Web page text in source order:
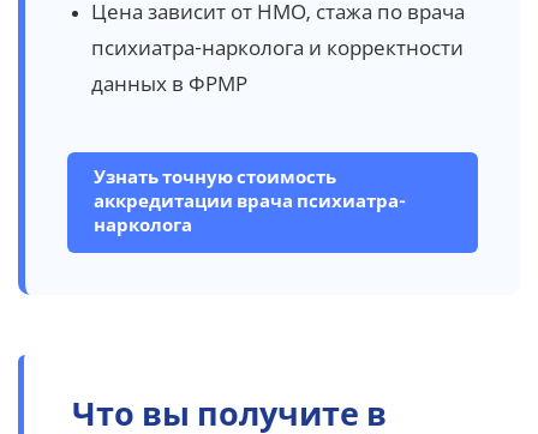
Цена зависит от НМО, стажа по врача
психиатра-нарколога и корректности
данных в ФРМР
Узнать точную стоимость
аккредитации врача психиатра-
нарколога
Что вы получите в